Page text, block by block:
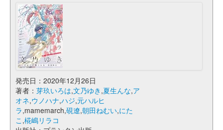
発売日：2020年12月26日
著者： 芽玖いろは,文乃ゆき ,夏生んな,ア
オネ,ウノハナ,ハジ,元ハルヒ
ラ,mamemarch,硯遼,朝田ねむい,にた
こ ,椛嶋リラコ